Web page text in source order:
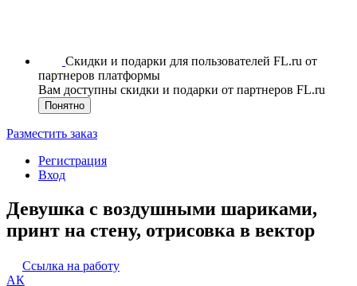
Скидки и подарки для пользователей FL.ru от
партнеров платформы
Вам доступны скидки и подарки от партнеров FL.ru
Понятно
Разместить заказ
Регистрация
Вход
Девушка с воздушными шариками,
принт на стену, отрисовка в вектор
Ссылка на работу
АК